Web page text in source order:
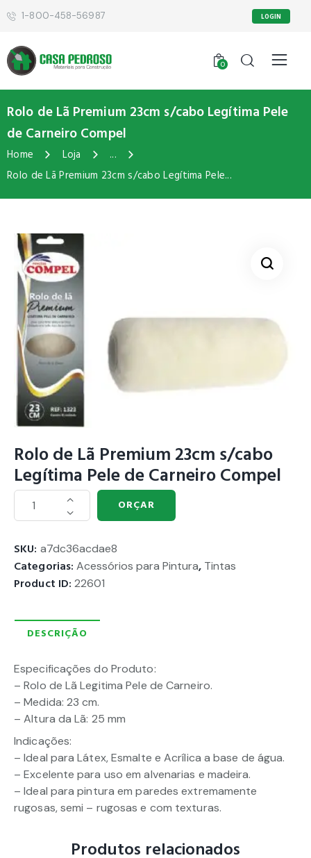
1-800-458-56987 LOGIN
0
Rolo de Lã Premium 23cm s/cabo Legítima Pele
de Carneiro Compel
Home Loja
...
Rolo de Lã Premium 23cm s/cabo Legítima Pele...
Rolo de Lã Premium 23cm s/cabo
Legítima Pele de Carneiro Compel
ORÇAR
SKU: a7dc36acdae8
Categorias:Acessórios para Pintura, Tintas
Product ID:22601
DESCRIÇÃO
Especificações do Produto:
– Rolo de Lã Legitima Pele de Carneiro.
– Medida: 23 cm.
– Altura da Lã: 25 mm
Indicações:
– Ideal para Látex, Esmalte e Acrílica a base de água.
– Excelente para uso em alvenarias e madeira.
– Ideal para pintura em paredes extremamente
rugosas, semi – rugosas e com texturas.
Produtos relacionados